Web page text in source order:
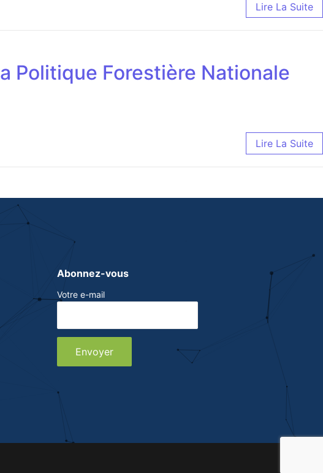
Lire La Suite
Politique Forestière Nationale
Lire La Suite
Abonnez-vous
Votre e-mail